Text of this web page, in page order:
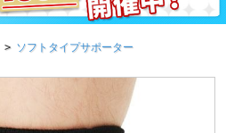
> ソフトタイプサポーター